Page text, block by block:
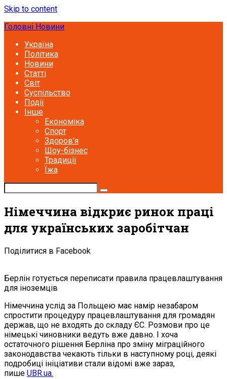
Skip to content
Головні Новини
Україна
Політика
Новини
Статті
Світ
Суспільство
Події
Інше
Економіка
Спорт
Здоров’я
Шоу-бізнес
Традиції
Їжа
Німеччина відкриє ринок праці
для українських заробітчан
Поділитися в Facebook
Берлін готується переписати правила працевлаштування
для іноземців
Німеччина услід за Польщею має намір незабаром
спростити процедуру працевлаштування для громадян
держав, що не входять до складу ЄС. Розмови про це
німецькі чиновники ведуть вже давно. І хоча
остаточного рішення Берліна про зміну міграційного
законодавства чекають тільки в наступному році, деякі
подробиці ініціативи стали відомі вже зараз,
пише UBR.ua.